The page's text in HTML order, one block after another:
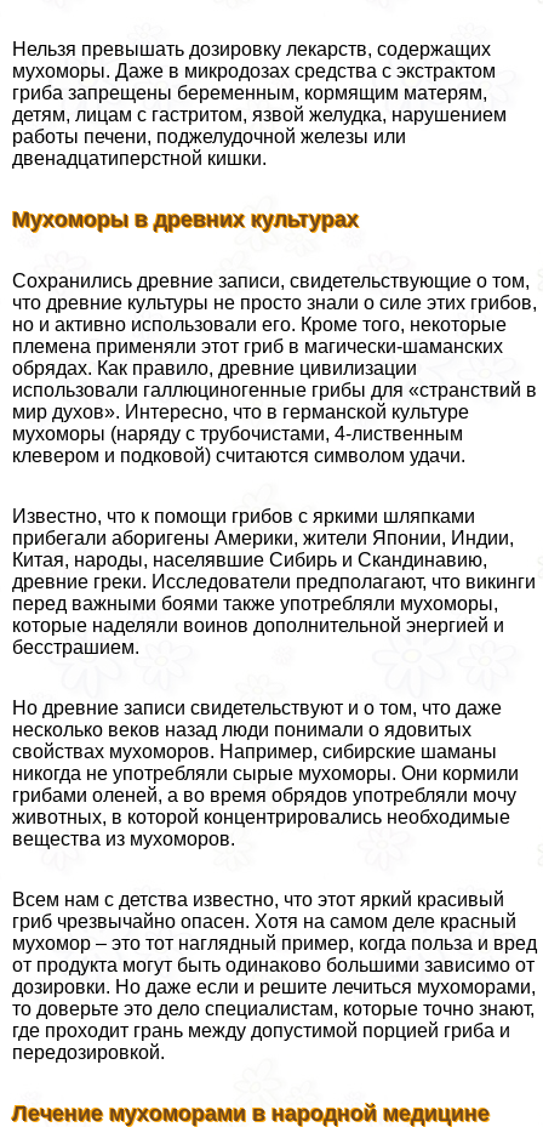
Нельзя превышать дозировку лекарств, содержащих
мухоморы. Даже в микродозах средства с экстpaктом
гриба запрещены беременным, кормящим матерям,
детям, лицам с гастритом, язвой желудка, нарушением
работы печени, поджелудочной железы или
двенадцатиперстной кишки.
Мухоморы в древних культурах
Сохранились древние записи, свидетельствующие о том,
что древние культуры не просто знали о силе этих грибов,
но и активно использовали его. Кроме того, некоторые
племена применяли этот гриб в магически-шаманских
обрядах. Как правило, древние цивилизации
использовали галлюциногенные грибы для «стрaнcтвий в
мир духов». Интересно, что в германской культуре
мухоморы (наряду с трубочистами, 4-лиственным
клевером и подковой) считаются символом удачи.
Известно, что к помощи грибов с яркими шляпками
прибегали аборигены Америки, жители Японии, Индии,
Китая, народы, населявшие Сибирь и Скандинавию,
древние греки. Исследователи предполагают, что викинги
перед важными боями также употрeбляли мухоморы,
которые наделяли воинов дополнительной энергией и
бесстрашием.
Но древние записи свидетельствуют и о том, что даже
несколько веков назад люди понимали о ядовитых
свойствах мухоморов. Например, сибирские шаманы
никогда не употрeбляли сырые мухоморы. Они кормили
грибами оленей, а во время обрядов употрeбляли мочу
животных, в которой концентрировались необходимые
вещества из мухоморов.
Всем нам с детства известно, что этот яркий красивый
гриб чрезвычайно опасен. Хотя на самом деле красный
мухомор – это тот наглядный пример, когда польза и вред
от продукта могут быть одинаково большими зависимо от
дозировки. Но даже если и решите лечиться мухоморами,
то доверьте это дело специалистам, которые точно знают,
где проходит грань между допустимой порцией гриба и
передозировкой.
Лечение мухоморами в народной медицине